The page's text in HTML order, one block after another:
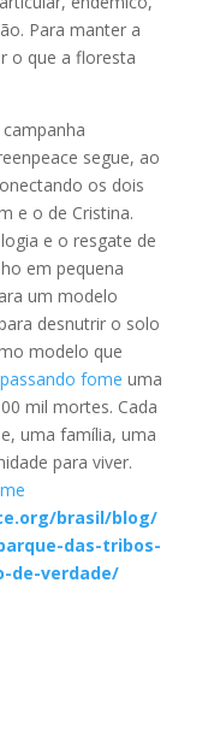
Para manter a
o que a floresta
segue, ao
os dois
e o de Cristina.
e o resgate de
em pequena
um modelo
desnutrir o solo
modelo que
fome uma
mil mortes. Cada
uma família, uma
para viver.
brasil/blog/
das-tribos-
de-verdade/